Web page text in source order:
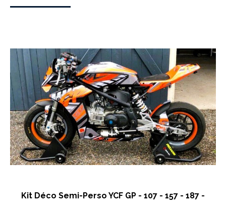
Kit Déco Semi-Perso YCF GP - 107 - 157 - 187 -